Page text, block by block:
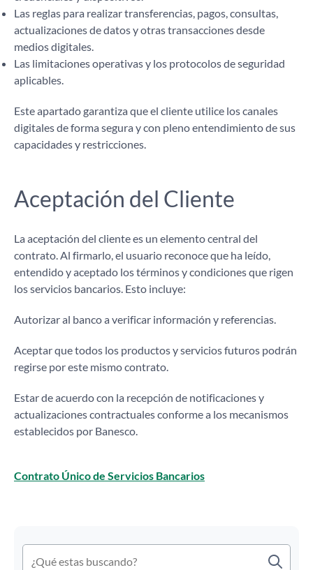
Las reglas para realizar transferencias, pagos, consultas,
actualizaciones de datos y otras transacciones desde
medios digitales.
Las limitaciones operativas y los protocolos de seguridad
aplicables.
Este apartado garantiza que el cliente utilice los canales
digitales de forma segura y con pleno entendimiento de sus
capacidades y restricciones.
Aceptación del Cliente
La aceptación del cliente es un elemento central del
contrato. Al firmarlo, el usuario reconoce que ha leído,
entendido y aceptado los términos y condiciones que rigen
los servicios bancarios. Esto incluye:
Autorizar al banco a verificar información y referencias.
Aceptar que todos los productos y servicios futuros podrán
regirse por este mismo contrato.
Estar de acuerdo con la recepción de notificaciones y
actualizaciones contractuales conforme a los mecanismos
establecidos por Banesco.
Contrato Único de Servicios Bancarios